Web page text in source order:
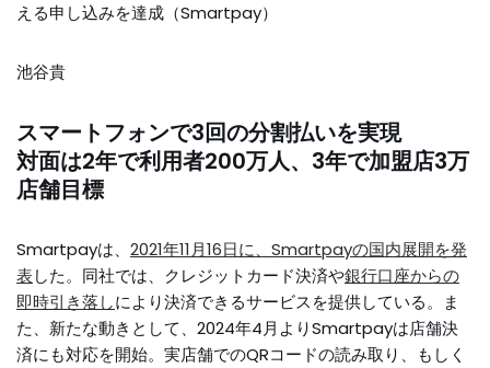
える申し込みを達成（Smartpay）
池谷貴
スマートフォンで3回の分割払いを実現
対面は2年で利用者200万人、3年で加盟店3万
店舗目標
Smartpayは、 2021年11月16日に、Smartpayの国内展開を発
表した。同社では、クレジットカード決済や銀行口座からの
即時引き落しにより決済できるサービスを提供している。ま
た、新たな動きとして、2024年4月よりSmartpayは店舗決
済にも対応を開始。実店舗でのQRコードの読み取り、もしく